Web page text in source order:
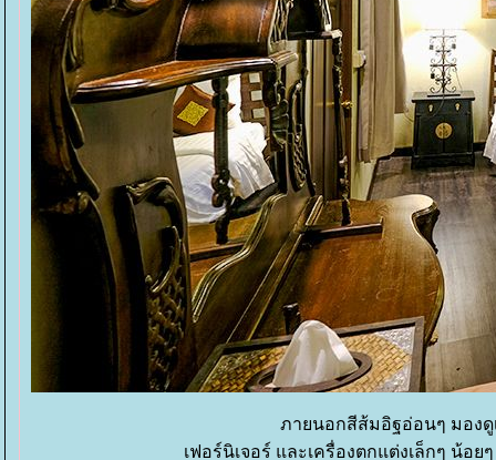
ภายนอกสีส้มอิฐอ่อนๆ มองดู
เฟอร์นิเจอร์ และเครื่องตกแต่งเล็กๆ น้อ